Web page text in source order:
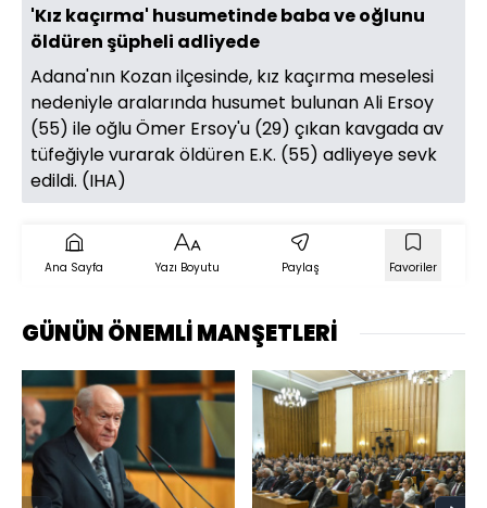
'Kız kaçırma' husumetinde baba ve oğlunu
öldüren şüpheli adliyede
Adana'nın Kozan ilçesinde, kız kaçırma meselesi
nedeniyle aralarında husumet bulunan Ali Ersoy
(55) ile oğlu Ömer Ersoy'u (29) çıkan kavgada av
tüfeğiyle vurarak öldüren E.K. (55) adliyeye sevk
edildi. (IHA)
Ana Sayfa Yazı Boyutu Paylaş Favoriler
GÜNÜN ÖNEMLİ MANŞETLERİ